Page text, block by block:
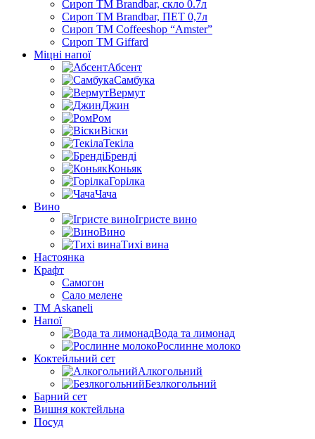
Сироп TM Brandbar, скло 0.7л
Сироп TM Brandbar, ПЕТ 0,7л
Сироп TM Coffeeshop “Amster”
Сироп TM Giffard
Міцні напої
Абсент
Самбука
Вермут
Джин
Ром
Віски
Текіла
Бренді
Коньяк
Горілка
Чача
Вино
Ігристе вино
Вино
Тихі вина
Настоянка
Крафт
Самогон
Сало мелене
ТМ Askaneli
Напої
Вода та лимонад
Рослинне молоко
Коктейльний сет
Алкогольний
Безлкогольний
Барний сет
Вишня коктейльна
Посуд